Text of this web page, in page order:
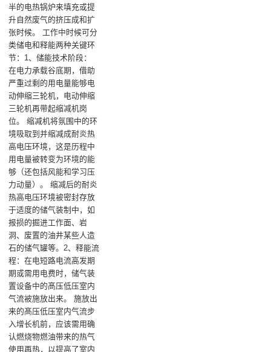
半的电热锅炉来填充或提
升自然废气的挤压成和扩
张时候。 工作中时候可分
类储电和释能两种关键环
节：‌1、储能技术阶段‌：
在电力承载谷底期，借助
严重过剩的用电量能够电
动伸缩三轮机，电动伸缩
三轮机再带起缩减机岗
位‌。 缩减机将氛围中的环
境吸取到并缩减成耐炎热
高电压环境，这是历程中
用电量被转变为环境的能
够（还包括风能和学习压
力动量）‌。 缩减后的耐炎
热高电压环境被密封存放
于适度的储气装制中，如
报损的掘进工作面、岩
洞、废置的油井某些人造
石的储气罐等‌。‌2、释能流
程‌：在电短路电流高发期
期或需用电费时，储气装
置设备中的髙压低压室内
气流被施放出来‌。 施放出
来的髙压低压室内气流步
入增长机前，应该需用确
认燃烧物燃油带来的热气
使用再热，以提高了室内